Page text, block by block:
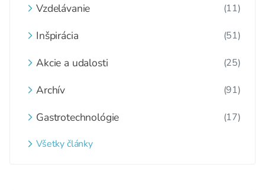
Vzdelávanie (11)
Inšpirácia (51)
Akcie a udalosti (25)
Archív (91)
Gastrotechnológie (17)
Všetky články